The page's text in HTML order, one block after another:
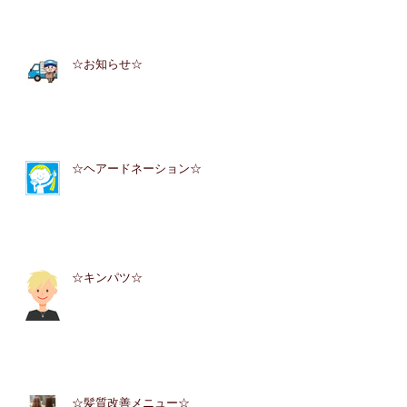
☆お知らせ☆
☆ヘアードネーション☆
☆キンパツ☆
☆髪質改善メニュー☆